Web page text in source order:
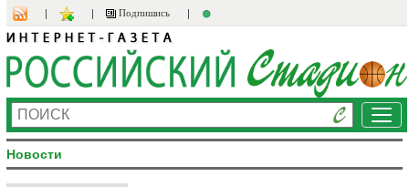
Подпишись
Новости